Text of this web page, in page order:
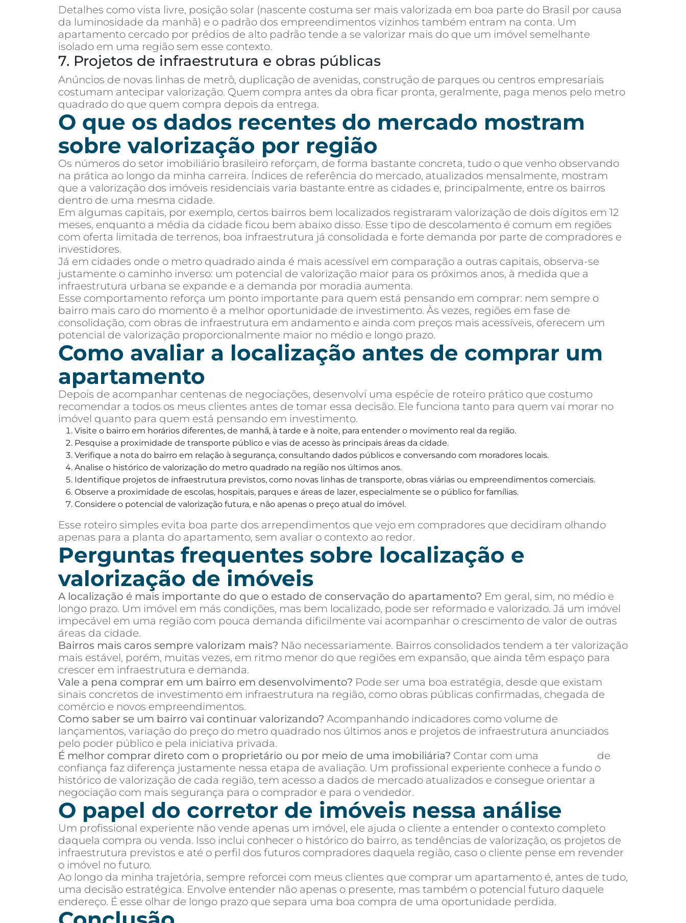
Detalhes como vista livre, posição solar (nascente costuma ser mais valorizada em boa parte do Brasil por causa
da luminosidade da manhã) e o padrão dos empreendimentos vizinhos também entram na conta. Um
apartamento cercado por prédios de alto padrão tende a se valorizar mais do que um imóvel semelhante
isolado em uma região sem esse contexto.
7. Projetos de infraestrutura e obras públicas
Anúncios de novas linhas de metrô, duplicação de avenidas, construção de parques ou centros empresariais
costumam antecipar valorização. Quem compra antes da obra ficar pronta, geralmente, paga menos pelo metro
quadrado do que quem compra depois da entrega.
O que os dados recentes do mercado mostram
sobre valorização por região
Os números do setor imobiliário brasileiro reforçam, de forma bastante concreta, tudo o que venho observando
na prática ao longo da minha carreira. Índices de referência do mercado, atualizados mensalmente, mostram
que a valorização dos imóveis residenciais varia bastante entre as cidades e, principalmente, entre os bairros
dentro de uma mesma cidade.
Em algumas capitais, por exemplo, certos bairros bem localizados registraram valorização de dois dígitos em 12
meses, enquanto a média da cidade ficou bem abaixo disso. Esse tipo de descolamento é comum em regiões
com oferta limitada de terrenos, boa infraestrutura já consolidada e forte demanda por parte de compradores e
investidores.
Já em cidades onde o metro quadrado ainda é mais acessível em comparação a outras capitais, observa-se
justamente o caminho inverso: um potencial de valorização maior para os próximos anos, à medida que a
infraestrutura urbana se expande e a demanda por moradia aumenta.
Esse comportamento reforça um ponto importante para quem está pensando em comprar: nem sempre o
bairro mais caro do momento é a melhor oportunidade de investimento. Às vezes, regiões em fase de
consolidação, com obras de infraestrutura em andamento e ainda com preços mais acessíveis, oferecem um
potencial de valorização proporcionalmente maior no médio e longo prazo.
Como avaliar a localização antes de comprar um
apartamento
Depois de acompanhar centenas de negociações, desenvolvi uma espécie de roteiro prático que costumo
recomendar a todos os meus clientes antes de tomar essa decisão. Ele funciona tanto para quem vai morar no
imóvel quanto para quem está pensando em investimento.
Visite o bairro em horários diferentes, de manhã, à tarde e à noite, para entender o movimento real da região.
Pesquise a proximidade de transporte público e vias de acesso às principais áreas da cidade.
Verifique a nota do bairro em relação à segurança, consultando dados públicos e conversando com moradores locais.
Analise o histórico de valorização do metro quadrado na região nos últimos anos.
Identifique projetos de infraestrutura previstos, como novas linhas de transporte, obras viárias ou empreendimentos comerciais.
Observe a proximidade de escolas, hospitais, parques e áreas de lazer, especialmente se o público for famílias.
Considere o potencial de valorização futura, e não apenas o preço atual do imóvel.
Esse roteiro simples evita boa parte dos arrependimentos que vejo em compradores que decidiram olhando
apenas para a planta do apartamento, sem avaliar o contexto ao redor.
Perguntas frequentes sobre localização e
valorização de imóveis
A localização é mais importante do que o estado de conservação do apartamento? Em geral, sim, no médio e
longo prazo. Um imóvel em más condições, mas bem localizado, pode ser reformado e valorizado. Já um imóvel
impecável em uma região com pouca demanda dificilmente vai acompanhar o crescimento de valor de outras
áreas da cidade.
Bairros mais caros sempre valorizam mais? Não necessariamente. Bairros consolidados tendem a ter valorização
mais estável, porém, muitas vezes, em ritmo menor do que regiões em expansão, que ainda têm espaço para
crescer em infraestrutura e demanda.
Vale a pena comprar em um bairro em desenvolvimento? Pode ser uma boa estratégia, desde que existam
sinais concretos de investimento em infraestrutura na região, como obras públicas confirmadas, chegada de
comércio e novos empreendimentos.
Como saber se um bairro vai continuar valorizando? Acompanhando indicadores como volume de
lançamentos, variação do preço do metro quadrado nos últimos anos e projetos de infraestrutura anunciados
pelo poder público e pela iniciativa privada.
É melhor comprar direto com o proprietário ou por meio de uma imobiliária? Contar com uma
de
confiança faz diferença justamente nessa etapa de avaliação. Um profissional experiente conhece a fundo o
histórico de valorização de cada região, tem acesso a dados de mercado atualizados e consegue orientar a
negociação com mais segurança para o comprador e para o vendedor.
O papel do corretor de imóveis nessa análise
Um profissional experiente não vende apenas um imóvel, ele ajuda o cliente a entender o contexto completo
daquela compra ou venda. Isso inclui conhecer o histórico do bairro, as tendências de valorização, os projetos de
infraestrutura previstos e até o perfil dos futuros compradores daquela região, caso o cliente pense em revender
o imóvel no futuro.
Ao longo da minha trajetória, sempre reforcei com meus clientes que comprar um apartamento é, antes de tudo,
uma decisão estratégica. Envolve entender não apenas o presente, mas também o potencial futuro daquele
endereço. É esse olhar de longo prazo que separa uma boa compra de uma oportunidade perdida.